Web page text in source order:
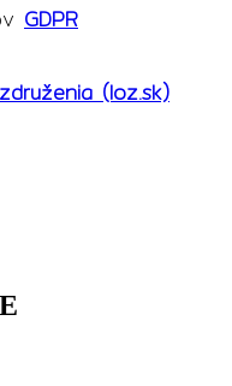
GDPR
(loz.sk)